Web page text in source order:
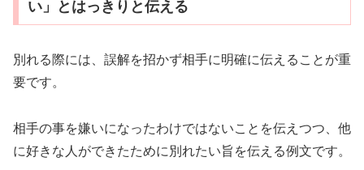
い」とはっきりと伝える
別れる際には、誤解を招かず相手に明確に伝えることが重
要です。
相手の事を嫌いになったわけではないことを伝えつつ、他
に好きな人ができたために別れたい旨を伝える例文です。